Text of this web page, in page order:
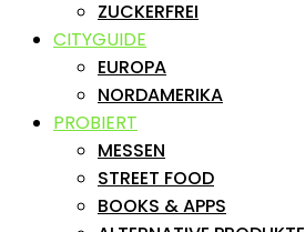
ZUCKERFREI
CITYGUIDE
EUROPA
NORDAMERIKA
PROBIERT
MESSEN
STREET FOOD
BOOKS & APPS